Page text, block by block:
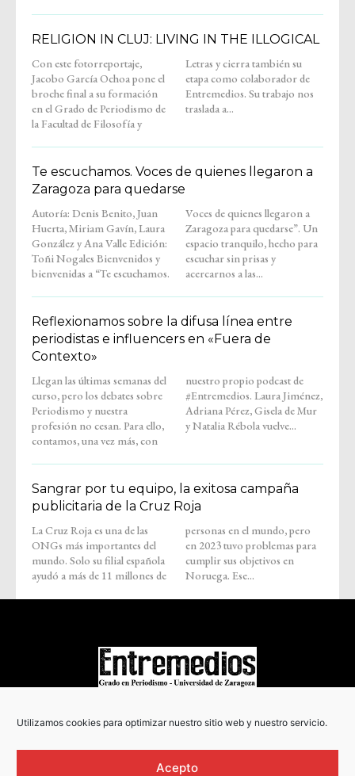
Utilizamos cookies para optimizar nuestro sitio web y nuestro servicio.
Acepto
RELIGION IN CLUJ: LIVING IN THE ILLOGICAL
Con este fotorreportaje,
Jacobo García Ochoa pone el
broche final a su formación
en el Grado de Periodismo de
la Facultad de Filosofía y
Letras y cierra también su
etapa como colaborador de
Entremedios. Su trabajo nos
traslada a...
Te escuchamos. Voces de quienes llegaron a
Zaragoza para quedarse
Autoría: Denis Benito, Juan
Huerta, Miriam Gavín, Laura
González y Ana Valle Edición:
Toñi Nogales Bienvenidos y
bienvenidas a “Te escuchamos.
Voces de quienes llegaron a
Zaragoza para quedarse”. Un
espacio tranquilo, hecho para
escuchar sin prisas y
acercarnos a las...
Reflexionamos sobre la difusa línea entre
periodistas e influencers en «Fuera de
Contexto»
Llegan las últimas semanas del
curso, pero los debates sobre
Periodismo y nuestra
profesión no cesan. Para ello,
contamos, una vez más, con
nuestro propio podcast de
#Entremedios. Laura Jiménez,
Adriana Pérez, Gisela de Mur
y Natalia Rébola vuelve...
Sangrar por tu equipo, la exitosa campaña
publicitaria de la Cruz Roja
La Cruz Roja es una de las
ONGs más importantes del
mundo. Solo su filial española
ayudó a más de 11 millones de
personas en el mundo, pero
en 2023 tuvo problemas para
cumplir sus objetivos en
Noruega. Ese...